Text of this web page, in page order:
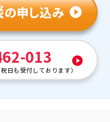
013
日も受付しております）